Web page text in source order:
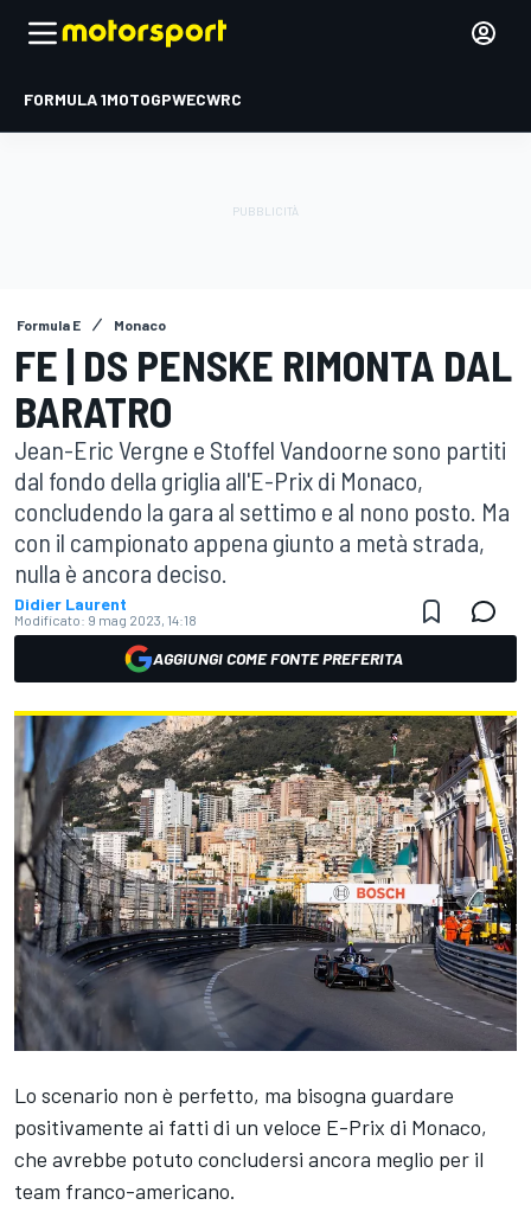
FORMULA 1MOTOGPWECWRC
Formula E Monaco
FE | DS PENSKE RIMONTA DAL
BARATRO
Jean-Eric Vergne e Stoffel Vandoorne sono partiti
dal fondo della griglia all'E-Prix di Monaco,
concludendo la gara al settimo e al nono posto. Ma
con il campionato appena giunto a metà strada,
nulla è ancora deciso.
Didier Laurent
Modificato: 9 mag 2023, 14:18
AGGIUNGI COME FONTE PREFERITA
Lo scenario non è perfetto, ma bisogna guardare
positivamente ai fatti di un veloce E-Prix di Monaco,
che avrebbe potuto concludersi ancora meglio per il
team franco-americano.